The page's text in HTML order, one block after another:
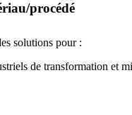
procédé
solutions pour :
de transformation et